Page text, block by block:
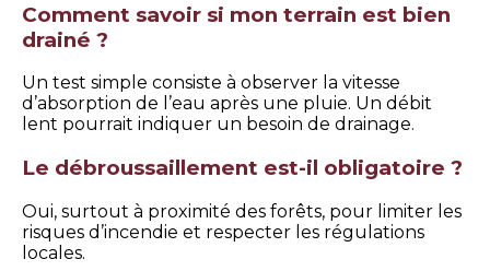
Comment savoir si mon terrain est bien
drainé ?
Un test simple consiste à observer la vitesse
d’absorption de l’eau après une pluie. Un débit
lent pourrait indiquer un besoin de drainage.
Le débroussaillement est-il obligatoire ?
Oui, surtout à proximité des forêts, pour limiter les
risques d’incendie et respecter les régulations
locales.